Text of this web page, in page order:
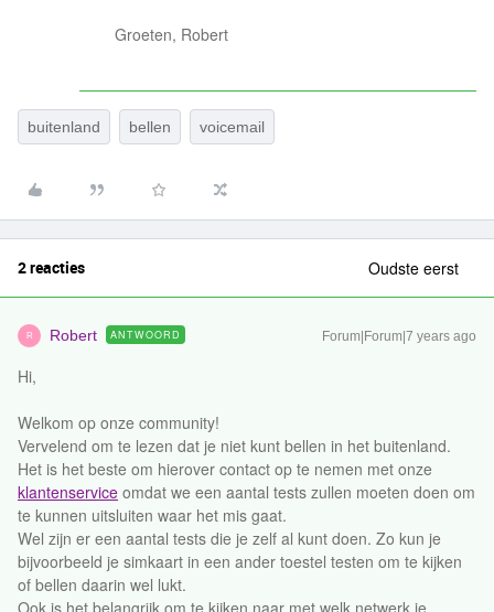
Groeten, Robert
buitenland bellen voicemail
2 reacties Oudste eerst
R Robert ANTWOORD Forum|Forum|7 years ago
Hi,
Welkom op onze community!
Vervelend om te lezen dat je niet kunt bellen in het buitenland.
Het is het beste om hierover contact op te nemen met onze
klantenservice omdat we een aantal tests zullen moeten doen om
te kunnen uitsluiten waar het mis gaat.
Wel zijn er een aantal tests die je zelf al kunt doen. Zo kun je
bijvoorbeeld je simkaart in een ander toestel testen om te kijken
of bellen daarin wel lukt.
Ook is het belangrijk om te kijken naar met welk netwerk je